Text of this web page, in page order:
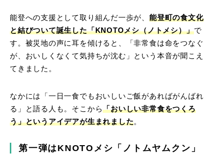
能登への支援として取り組んだ一歩が、能登町の食文化
と結びついて誕生した「KNOTOメシ（ノトメシ）」で
す。被災地の声に耳を傾けると、「非常食は命をつなぐ
が、おいしくなくて気持ちが沈む」という本音が聞こえ
てきました。
なかには「一日一食でもおいしいご飯があればがんばれ
る」と語る人も。そこから「おいしい非常食をつくろ
う」というアイデアが生まれました。
第一弾はKNOTOメシ「ノトムヤムクン」